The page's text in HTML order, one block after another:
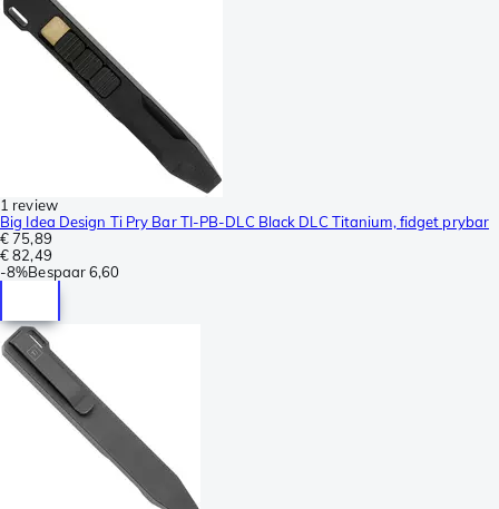
1 review
Big Idea Design Ti Pry Bar TI-PB-DLC Black DLC Titanium, fidget prybar
€ 75,89
€ 82,49
-8%Bespaar6,60